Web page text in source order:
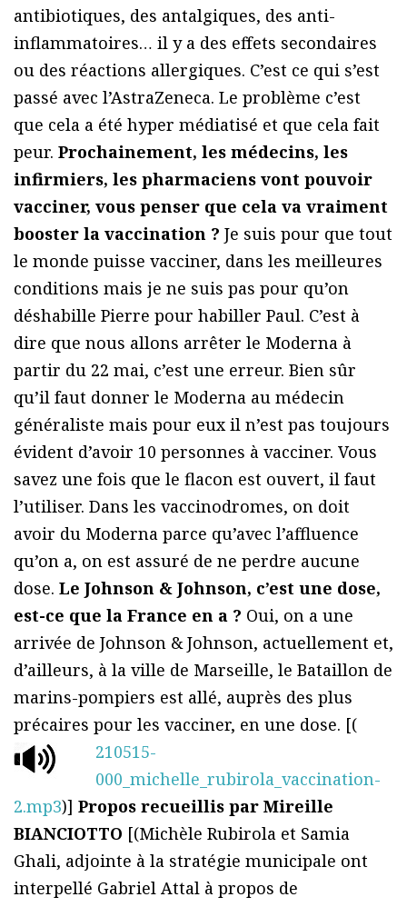
antibiotiques, des antalgiques, des anti-
inflammatoires… il y a des effets secondaires
ou des réactions allergiques. C’est ce qui s’est
passé avec l’AstraZeneca. Le problème c’est
que cela a été hyper médiatisé et que cela fait
peur. Prochainement, les médecins, les
infirmiers, les pharmaciens vont pouvoir
vacciner, vous penser que cela va vraiment
booster la vaccination ? Je suis pour que tout
le monde puisse vacciner, dans les meilleures
conditions mais je ne suis pas pour qu’on
déshabille Pierre pour habiller Paul. C’est à
dire que nous allons arrêter le Moderna à
partir du 22 mai, c’est une erreur. Bien sûr
qu’il faut donner le Moderna au médecin
généraliste mais pour eux il n’est pas toujours
évident d’avoir 10 personnes à vacciner. Vous
savez une fois que le flacon est ouvert, il faut
l’utiliser. Dans les vaccinodromes, on doit
avoir du Moderna parce qu’avec l’affluence
qu’on a, on est assuré de ne perdre aucune
dose. Le Johnson & Johnson, c’est une dose,
est-ce que la France en a ? Oui, on a une
arrivée de Johnson & Johnson, actuellement et,
d’ailleurs, à la ville de Marseille, le Bataillon de
marins-pompiers est allé, auprès des plus
précaires pour les vacciner, en une dose. [(
210515-
000_michelle_rubirola_vaccination-
2.mp3)] Propos recueillis par Mireille
BIANCIOTTO [(Michèle Rubirola et Samia
Ghali, adjointe à la stratégie municipale ont
interpellé Gabriel Attal à propos de